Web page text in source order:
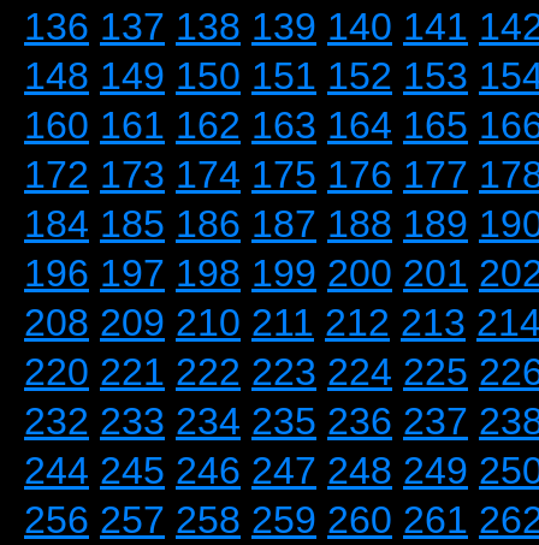
136 137 138 139 140 141
148 149 150 151 152 153
160 161 162 163 164 165
172 173 174 175 176 177
184 185 186 187 188 189
196 197 198 199 200 201
208 209 210 211 212 213
220 221 222 223 224 225
232 233 234 235 236 237
244 245 246 247 248 249
256 257 258 259 260 261